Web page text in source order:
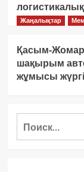
Жаңалықтар
Қасым-
шақырым
жұмысы